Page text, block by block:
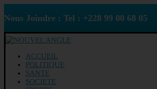
Nous Joindre : Tel : +228 99 00 68 05
ACCUEIL
POLITIQUE
SANTE
SOCIETE